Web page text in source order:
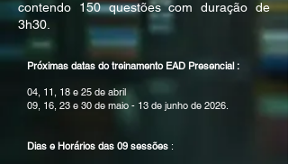
contendo 150 questões com duração de
3h30.
Próximas datas do treinamento EAD Presencial :
04, 11, 18 e 25 de abril
09, 16, 23 e 30 de maio - 13 de junho de 2026.
Dias e Horários das 09 sessões :